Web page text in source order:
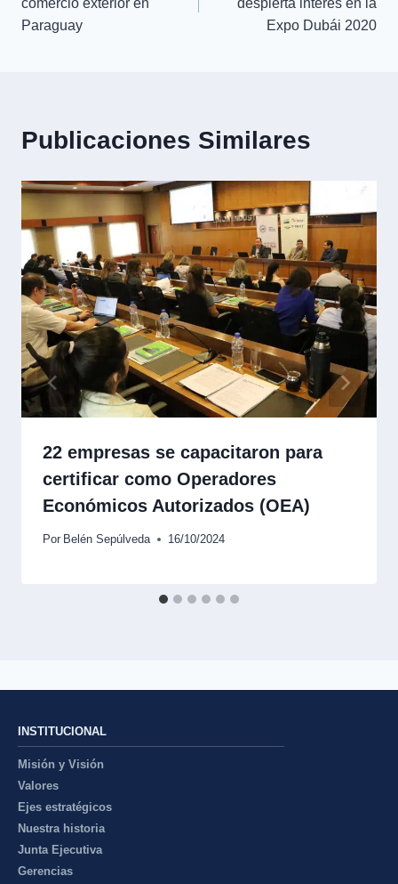
Paraguay
Expo Dubái 2020
Publicaciones Similares
22 empresas se capacitaron para
certificar como Operadores
Económicos Autorizados (OEA)
Por Belén Sepúlveda 16/10/2024
INSTITUCIONAL
Misión y Visión
Valores
Ejes estratégicos
Nuestra historia
Junta Ejecutiva
Gerencias